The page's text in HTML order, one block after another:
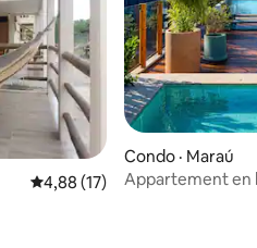
Note moyenne de 4,88 sur 5,
4,88 (17)
Condo · Maraú
Appartement en